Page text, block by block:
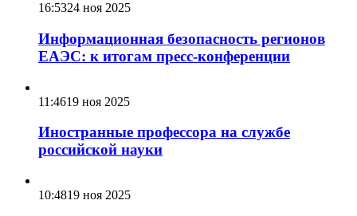
16:5324 ноя 2025
Информационная безопасность регионов
ЕАЭС: к итогам пресс-конференции
11:4619 ноя 2025
Иностранные профессора на службе
российской науки
10:4819 ноя 2025